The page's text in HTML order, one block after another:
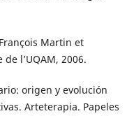
François Martin et
l’UQAM, 2006.
origen y evolución
Arteterapia. Papeles